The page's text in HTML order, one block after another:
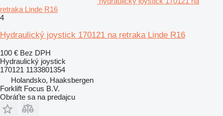
retraka Linde R16
4
Hydraulický joystick 170121 na retraka Linde R16
100 € Bez DPH
Hydraulický joystick
170121 1133801354
Holandsko, Haaksbergen
Forklift Focus B.V.
Obráťte sa na predajcu